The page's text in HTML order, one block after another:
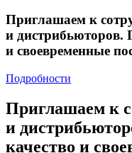
Приглашаем к
и дистрибьюторов.
и своевременные
Подробности
Приглашаем к
и
качество и